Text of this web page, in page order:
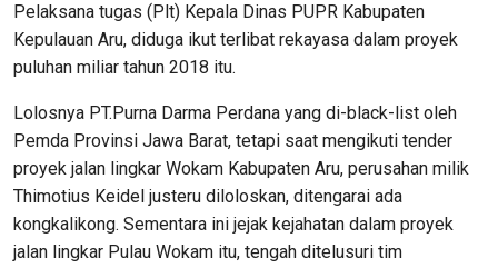
Pelaksana tugas (Plt) Kepala Dinas PUPR Kabupaten
Kepulauan Aru, diduga ikut terlibat rekayasa dalam proyek
puluhan miliar tahun 2018 itu.
Lolosnya PT.Purna Darma Perdana yang di-black-list oleh
Pemda Provinsi Jawa Barat, tetapi saat mengikuti tender
proyek jalan lingkar Wokam Kabupaten Aru, perusahan milik
Thimotius Keidel justeru diloloskan, ditengarai ada
kongkalikong. Sementara ini jejak kejahatan dalam proyek
jalan lingkar Pulau Wokam itu, tengah ditelusuri tim